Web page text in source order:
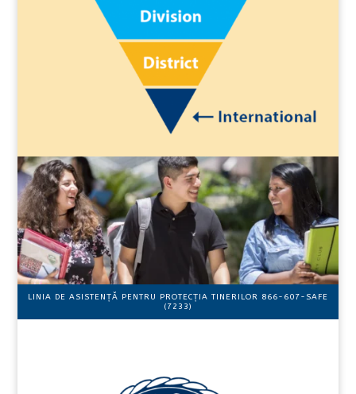
LINIA DE ASISTENȚĂ PENTRU PROTECȚIA TINERILOR 866-607-SAFE
(7233)